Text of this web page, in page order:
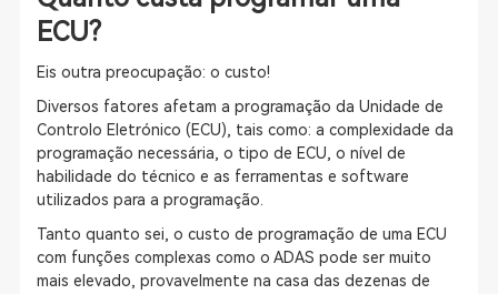
ECU?
Eis outra preocupação: o custo!
Diversos fatores afetam a programação da Unidade de
Controlo Eletrónico (ECU), tais como: a complexidade da
programação necessária, o tipo de ECU, o nível de
habilidade do técnico e as ferramentas e software
utilizados para a programação.
Tanto quanto sei, o custo de programação de uma ECU
com funções complexas como o ADAS pode ser muito
mais elevado, provavelmente na casa das dezenas de